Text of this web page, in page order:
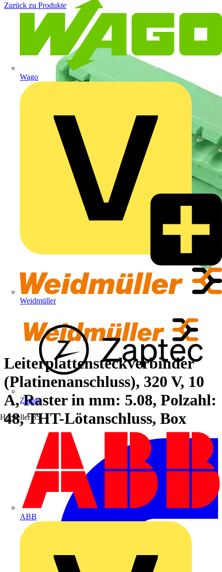
Wago
Weidmüller
Zaptec
Hersteller 35
ABB
Zurück zu Produkte
Leiterplattensteckverbinder
(Platinenanschluss), 320 V, 10
A, Raster in mm: 5.08, Polzahl:
48, THT-Lötanschluss, Box